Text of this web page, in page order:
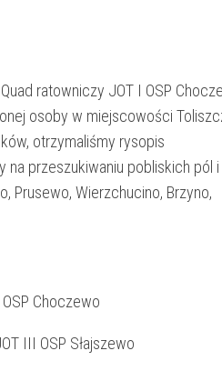
ratowniczy JOT I OSP
osoby w miejscowości
otrzymaliśmy rysopis
na przeszukiwaniu pobliskich pól i
Prusewo, Wierzchucino, Brzyno,
Choczewo
III OSP Słajszewo